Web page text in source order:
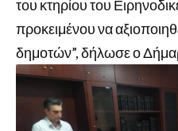
του κτηρίου του
προκειμένου να
δημοτών”, δήλωσε ο